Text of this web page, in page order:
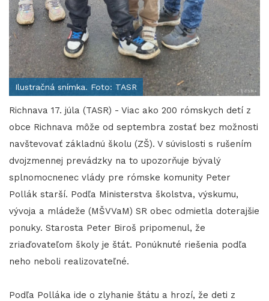
Ilustračná snímka. Foto: TASR
Richnava 17. júla (TASR) - Viac ako 200 rómskych detí z
obce Richnava môže od septembra zostať bez možnosti
navštevovať základnú školu (ZŠ). V súvislosti s rušením
dvojzmennej prevádzky na to upozorňuje bývalý
splnomocnenec vlády pre rómske komunity Peter
Pollák starší. Podľa Ministerstva školstva, výskumu,
vývoja a mládeže (MŠVVaM) SR obec odmietla doterajšie
ponuky. Starosta Peter Biroš pripomenul, že
zriaďovateľom školy je štát. Ponúknuté riešenia podľa
neho neboli realizovateľné.
Podľa Polláka ide o zlyhanie štátu a hrozí, že deti z